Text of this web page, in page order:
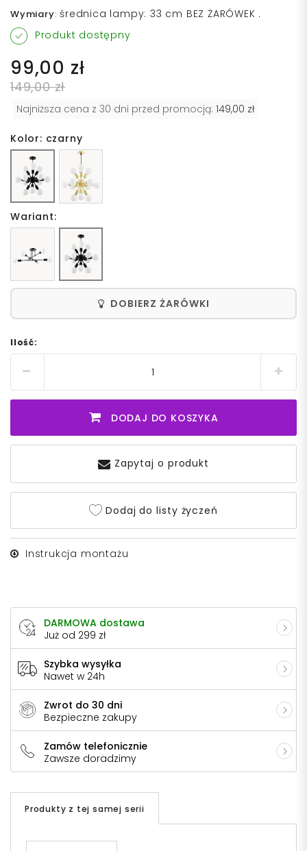
Wymiary: średnica lampy: 33 cm BEZ ŻARÓWEK .
Produkt dostępny
99,00 zł
149,00 zł
Najniższa cena z 30 dni przed promocją: 149,00 zł
Kolor: czarny
Wariant:
DOBIERZ ŻARÓWKI
Ilość:
DODAJ DO KOSZYKA
Zapytaj o produkt
Dodaj do listy życzeń
Instrukcja montażu
DARMOWA dostawa
Już od 299 zł
Szybka wysyłka
Nawet w 24h
Zwrot do 30 dni
Bezpieczne zakupy
Zamów telefonicznie
Zawsze doradzimy
Produkty z tej samej serii